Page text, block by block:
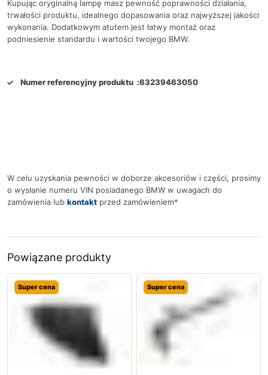
Kupując oryginalną lampę masz pewność poprawności działania,
trwałości produktu, idealnego dopasowania oraz najwyższej jakości
wykonania. Dodatkowym atutem jest łatwy montaż oraz
podniesienie standardu i wartości twojego BMW.
Numer referencyjny produktu :63239463050
W celu uzyskania pewności w doborze akcesoriów i części, prosimy
o wysłanie numeru VIN posiadanego BMW w uwagach do
zamówienia lub kontakt przed zamówieniem*
Powiązane produkty
Super cena Super cena